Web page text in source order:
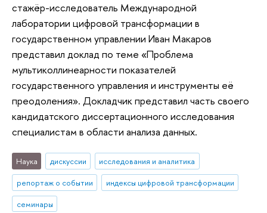
стажёр-исследователь Международной
лаборатории цифровой трансформации в
государственном управлении Иван Макаров
представил доклад по теме «Проблема
мультиколлинеарности показателей
государственного управления и инструменты её
преодоления». Докладчик представил часть своего
кандидатского диссертационного исследования
специалистам в области анализа данных.
Наука дискуссии
исследования и аналитика
репортаж о событии
индексы цифровой трансформации
семинары